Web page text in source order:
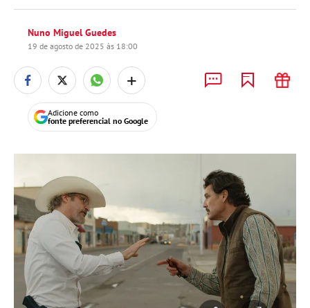
Nuno Miguel Guedes
19 de agosto de 2025 às 18:00
+
Adicione como
fonte preferencial no Google